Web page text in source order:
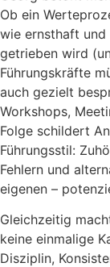
Ob ein
wie ernsthaft und
getrieben wird
Führungskräfte
auch gezielt
Workshops,
Folge schildert
Führungsstil:
Fehlern und
eigenen –
Gleichzeitig
keine einmalige
Disziplin,